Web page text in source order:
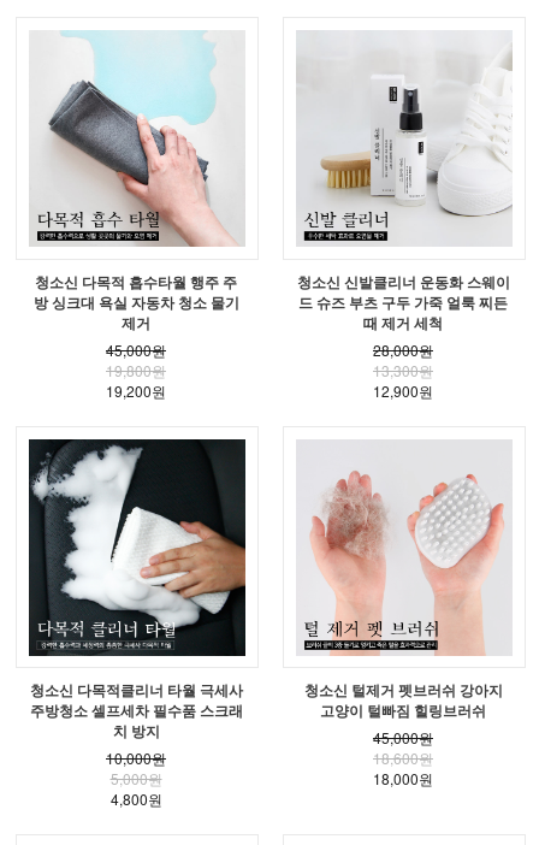
청소신 다목적 흡수타월 행주 주
방 싱크대 욕실 자동차 청소 물기
제거
45,000원
19,800원
19,200원
청소신 신발클리너 운동화 스웨이
드 슈즈 부츠 구두 가죽 얼룩 찌든
때 제거 세척
28,000원
13,300원
12,900원
청소신 다목적클리너 타월 극세사
주방청소 셀프세차 필수품 스크래
치 방지
10,000원
5,000원
4,800원
청소신 털제거 펫브러쉬 강아지
고양이 털빠짐 힐링브러쉬
45,000원
18,600원
18,000원